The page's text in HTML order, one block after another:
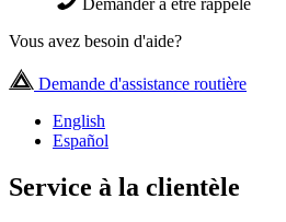
Demander à être rappelé
Vous avez besoin d'aide?
Demande d'assistance routière
English
Español
Service à la clientèle